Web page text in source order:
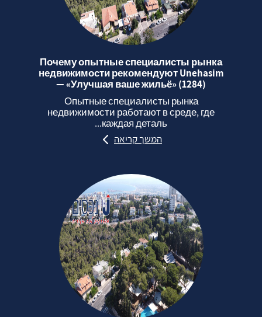
Почему опытные специалисты рынка
недвижимости рекомендуют Unehasim
— «Улучшая ваше жильё» (1284)
Опытные специалисты рынка
недвижимости работают в среде, где
каждая деталь...
המשך קריאה